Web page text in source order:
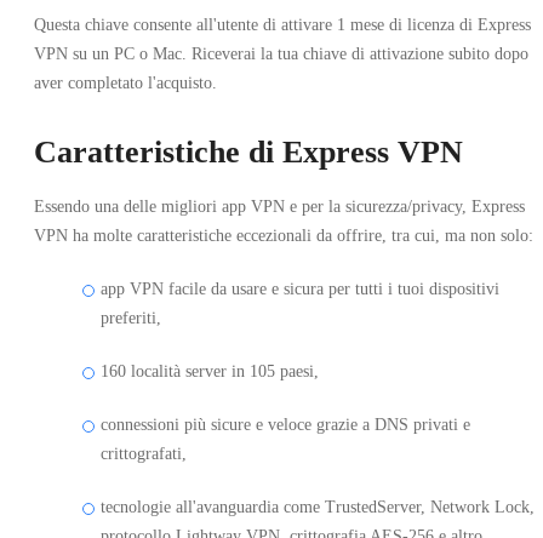
Questa chiave consente all'utente di attivare 1 mese di licenza di Express
VPN su un PC o Mac. Riceverai la tua chiave di attivazione subito dopo
aver completato l'acquisto.
Caratteristiche di Express VPN
Essendo una delle migliori app VPN e per la sicurezza/privacy, Express
VPN ha molte caratteristiche eccezionali da offrire, tra cui, ma non solo:
app VPN facile da usare e sicura per tutti i tuoi dispositivi
preferiti,
160 località server in 105 paesi,
connessioni più sicure e veloce grazie a DNS privati e
crittografati,
tecnologie all'avanguardia come TrustedServer, Network Lock,